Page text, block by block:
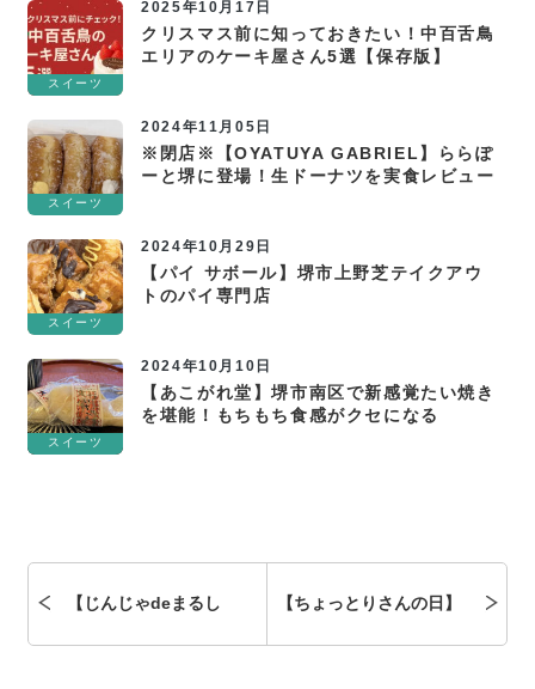
スイーツ
2025年10月17日
クリスマス前に知っておきたい！中百舌鳥
エリアのケーキ屋さん5選【保存版】
スイーツ
2024年11月05日
※閉店※【OYATUYA GABRIEL】ららぽ
ーと堺に登場！生ドーナツを実食レビュー
スイーツ
2024年10月29日
【パイ サボール】堺市上野芝テイクアウ
トのパイ専門店
スイーツ
2024年10月10日
【あこがれ堂】堺市南区で新感覚たい焼き
を堪能！もちもち食感がクセになる
【じんじゃdeまるし 【ちょっとりさんの日】